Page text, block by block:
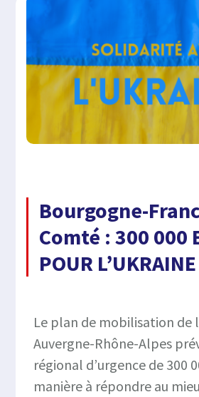
Bourgogne-
Comté : 300 000
POUR L’UKRAINE
Le plan de mobilisation de
Auvergne-Rhône-Alpes
régional d’urgence de 300
manière à répondre au